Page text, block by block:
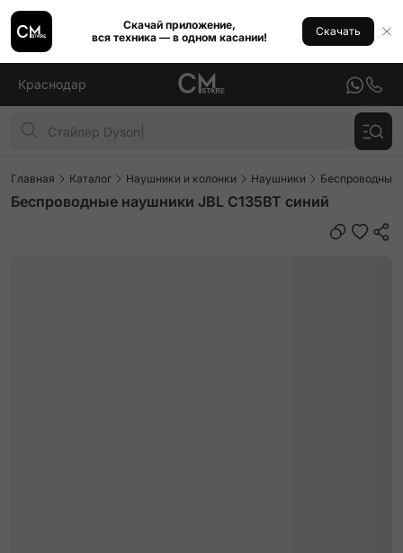
Скачай приложение,
вся техника — в одном касании!
Скачать
Краснодар
Главная Каталог Наушники и колонки Наушники Беспроводные
Беспроводные наушники JBL C135BT синий